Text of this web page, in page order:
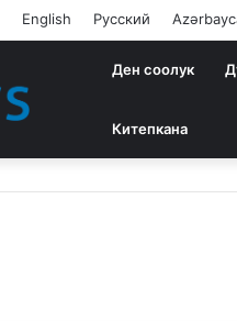
English Русский
Ден соолук
Китепкана